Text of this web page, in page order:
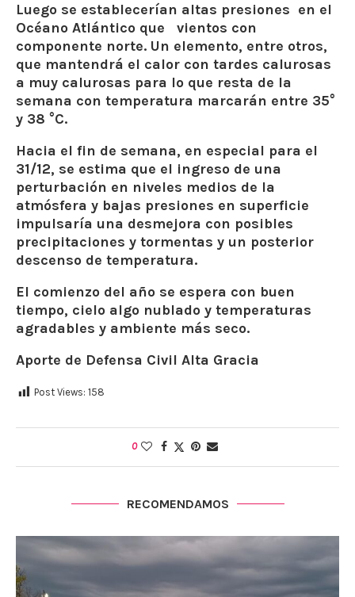
Luego se establecerían altas presiones en el
Océano Atlántico que vientos con
componente norte. Un elemento, entre otros,
que mantendrá el calor con tardes calurosas
a muy calurosas para lo que resta de la
semana con temperatura marcarán entre 35°
y 38 °C.
Hacia el fin de semana, en especial para el
31/12, se estima que el ingreso de una
perturbación en niveles medios de la
atmósfera y bajas presiones en superficie
impulsaría una desmejora con posibles
precipitaciones y tormentas y un posterior
descenso de temperatura.
El comienzo del año se espera con buen
tiempo, cielo algo nublado y temperaturas
agradables y ambiente más seco.
Aporte de Defensa Civil Alta Gracia
Post Views: 158
0
RECOMENDAMOS